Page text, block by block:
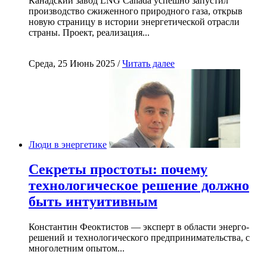
производство сжиженного природного газа, открыв
новую страницу в истории энергетической отрасли
страны. Проект, реализация...
Среда, 25 Июнь 2025 /Читать далее
Люди в энергетике
Секреты простоты: почему
технологическое решение должно
быть интуитивным
Константин Феоктистов — эксперт в области энерго-
решений и технологического предпринимательства, с
многолетним опытом...